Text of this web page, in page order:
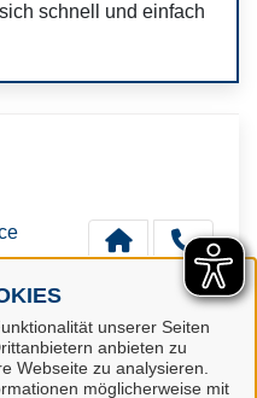
unserer Seiten
anbieten zu
Webseite zu analysieren.
möglicherweise mit
schnell und einfach